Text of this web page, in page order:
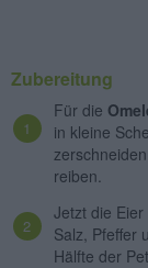
Zubereitung
Für die
in kleine
reiben.
Jetzt die
Salz, Pfeffer
Hälfte der